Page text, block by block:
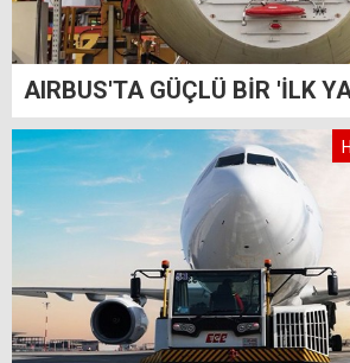
AIRBUS'TA GÜÇLÜ BİR 'İLK